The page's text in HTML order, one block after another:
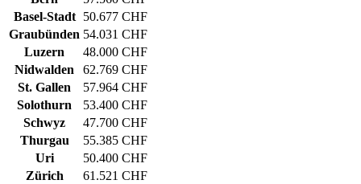
Basel-Stadt
50.677 CHF
Graubünden 54.031 CHF
Luzern
48.000 CHF
Nidwalden
62.769 CHF
St. Gallen
57.964 CHF
Solothurn
53.400 CHF
Schwyz
47.700 CHF
Thurgau
55.385 CHF
Uri
50.400 CHF
Zürich
61.521 CHF